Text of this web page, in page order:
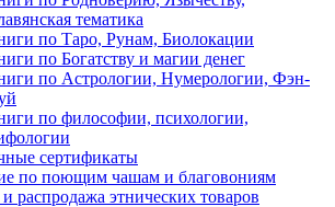
тематика
по Таро, Рунам, Биолокации
по Богатству и магии денег
по Астрологии, Нумерологии, Фэн-
по философии, психологии,
сертификаты
по поющим чашам и благовониям
распродажа этнических товаров